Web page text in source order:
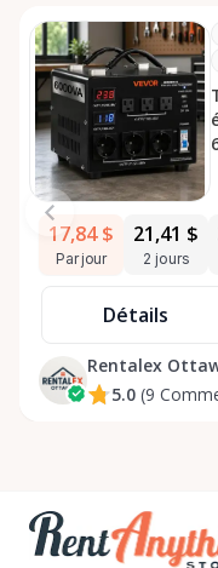
17,84 $
Par jour
21,41 $
2 jours
Détails
Rentalex
5.0 (9